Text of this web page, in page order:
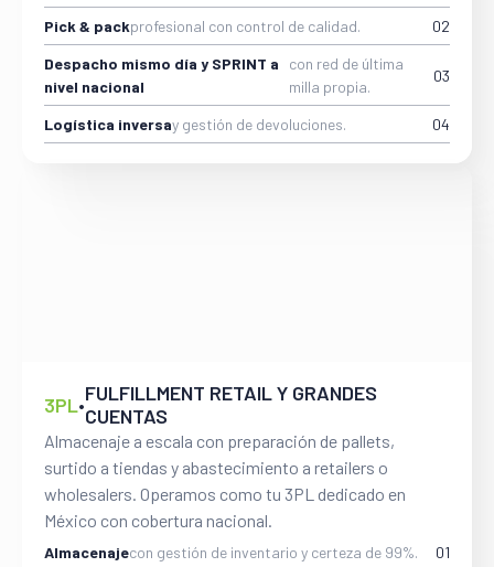
Pick & packprofesional con control de calidad.
02
Despacho mismo día y SPRINT a
nivel nacional
con red de última
milla propia.
03
Logística inversay gestión de devoluciones. 04
3PL•FULFILLMENT RETAIL Y GRANDES
CUENTAS
Almacenaje a escala con preparación de pallets,
surtido a tiendas y abastecimiento a retailers o
wholesalers. Operamos como tu 3PL dedicado en
México con cobertura nacional.
Almacenajecon gestión de inventario y certeza de 99%.
01